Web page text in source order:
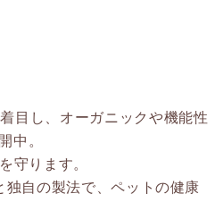
目し、オーガニックや機能性
中。
守ります。
自の製法で、ペットの健康